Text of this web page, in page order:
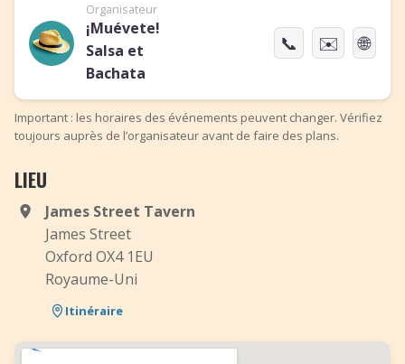
Organisateur
¡Muévete!
Salsa et
Bachata
📞 ✉️ 🌐
Important : les horaires des événements peuvent changer. Vérifiez
toujours auprès de l’organisateur avant de faire des plans.
LIEU
James Street Tavern
James Street
Oxford OX4 1EU
Royaume-Uni
Itinéraire